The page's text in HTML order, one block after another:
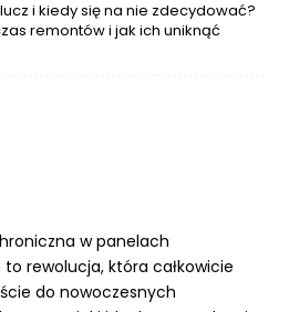
i kiedy się na nie zdecydować?
remontów i jak ich uniknąć
w panelach
rewolucja, która całkowicie
do nowoczesnych